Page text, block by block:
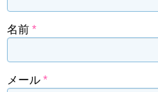
名前 *
メール *